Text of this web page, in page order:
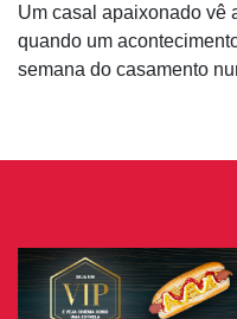
Um casal apaixonado vê
quando um
semana do casamento